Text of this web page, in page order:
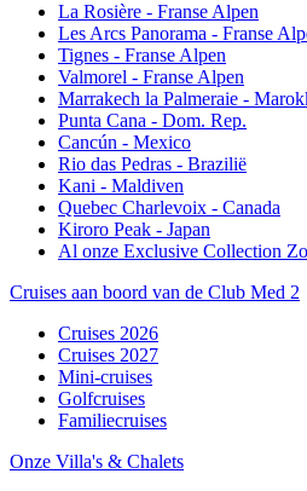
La Rosière - Franse Alpen
Les Arcs Panorama - Franse
Tignes - Franse Alpen
Valmorel - Franse Alpen
Marrakech la Palmeraie -
Punta Cana - Dom. Rep.
Cancún - Mexico
Rio das Pedras - Brazilië
Kani - Maldiven
Quebec Charlevoix - Canada
Kiroro Peak - Japan
Al onze Exclusive Collection
Cruises aan boord van de Club Med 2
Cruises 2026
Cruises 2027
Mini-cruises
Golfcruises
Familiecruises
Onze Villa's & Chalets